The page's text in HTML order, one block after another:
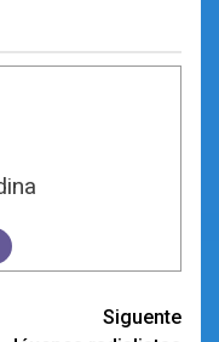
Siguente